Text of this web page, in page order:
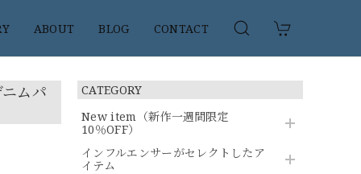
ABOUT BLOG CONTACT
CATEGORY
New item（新作一週間限定
10％OFF）
インフルエンサーがセレクトしたア
イテム
ムパ